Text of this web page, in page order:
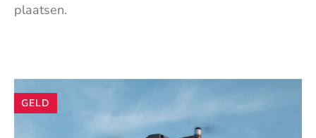
plaatsen.
Andere
artikelen
GELD